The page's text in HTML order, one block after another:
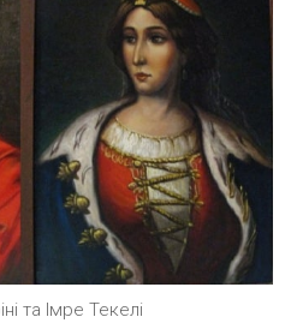
та Імре Текелі